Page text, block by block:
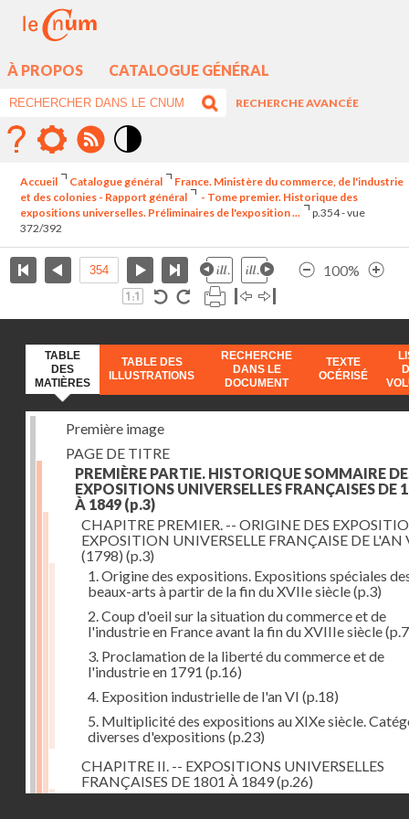
À PROPOS CATALOGUE GÉNÉRAL
RECHERCHE AVANCÉE
élévé
Accueil Catalogue général
France. Ministère du commerce, de l'industrie
et des colonies - Rapport général
- Tome premier. Historique des
expositions universelles. Préliminaires de l'exposition ...
p.354 - vue
372/392
100%
TABLE
DES
MATIÈRES
TABLE DES
ILLUSTRATIONS
RECHERCHE
DANS LE
DOCUMENT
TEXTE
OCÉRISÉ
Première image
PAGE DE TITRE
PREMIÈRE PARTIE. HISTORIQUE SOMMAIRE
EXPOSITIONS UNIVERSELLES FRANÇAISES DE
À 1849 (p.3)
CHAPITRE PREMIER. -- ORIGINE DES
EXPOSITION UNIVERSELLE FRANÇAISE DE L'AN
(1798) (p.3)
1. Origine des expositions. Expositions spéciales
beaux-arts à partir de la fin du XVIIe siècle(p.3)
2. Coup d'oeil sur la situation du commerce et de
l'industrie en France avant la fin du XVIIIe siècle
3. Proclamation de la liberté du commerce et de
l'industrie en 1791 (p.16)
4. Exposition industrielle de l'an VI (p.18)
5. Multiplicité des expositions au XIXe siècle.
diverses d'expositions (p.23)
CHAPITRE II. -- EXPOSITIONS UNIVERSELLES
FRANÇAISES DE 1801 À 1849(p.26)